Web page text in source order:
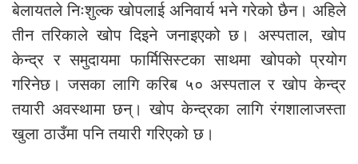
बेलायतले निःशुल्क खोपलाई अनिवार्य भने गरेको छैन। अहिले
तीन तरिकाले खोप दिइने जनाइएको छ। अस्पताल, खोप
केन्द्र र समुदायमा फार्मिसिस्टका साथमा खोपको प्रयोग
गरिनेछ। जसका लागि करिब ५० अस्पताल र खोप केन्द्र
तयारी अवस्थामा छन्। खोप केन्द्रका लागि रंगशालाजस्ता
खुला ठाउँमा पनि तयारी गरिएको छ।